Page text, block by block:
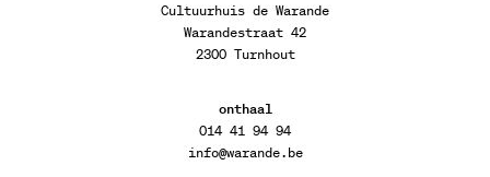
Cultuurhuis de Warande
Warandestraat 42
2300 Turnhout
onthaal
014 41 94 94
info@warande.be